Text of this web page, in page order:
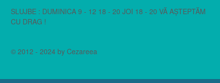
SLUJBE : DUMINICA 9 - 12 18 - 20 JOI 18 - 20 VĂ AȘTEPTĂM
CU DRAG !
© 2012 - 2024 by Cezareea